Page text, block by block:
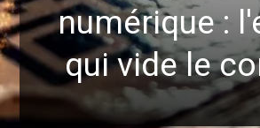
numérique :
qui vide le